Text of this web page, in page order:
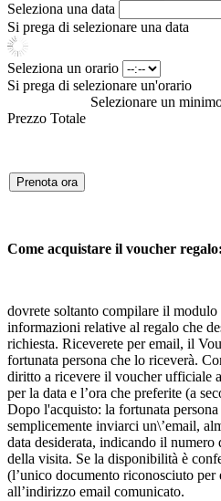
Seleziona una data
Si prega di selezionare una data
Seleziona un orario
Si prega di selezionare un'orario
Selezionare un
Prezzo Totale
Prenota ora
Come acquistare il voucher regalo:
dovrete soltanto compilare il modulo
informazioni relative al regalo che
richiesta. Riceverete per email, il
fortunata persona che lo riceverà.
diritto a ricevere il voucher ufficiale
per la data e l’ora che preferite (a
Dopo l'acquisto: la fortunata
semplicemente inviarci un\’email,
data desiderata, indicando il numero
della visita. Se la disponibilità è
(l’unico documento riconosciuto
all’indirizzo email comunicato.